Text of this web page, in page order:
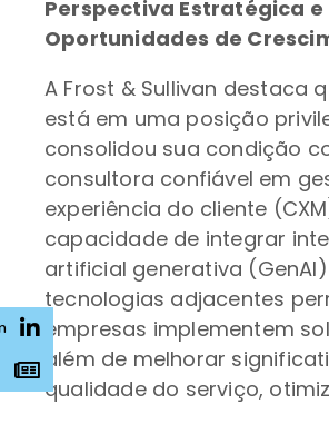
Perspectiva Estratégica e
Oportunidades de
A Frost & Sullivan destaca
está em uma posição
consolidou sua condição
consultora confiável em
experiência do cliente
capacidade de integrar
artificial generativa
tecnologias adjacentes
empresas implementem
além de melhorar
qualidade do serviço,